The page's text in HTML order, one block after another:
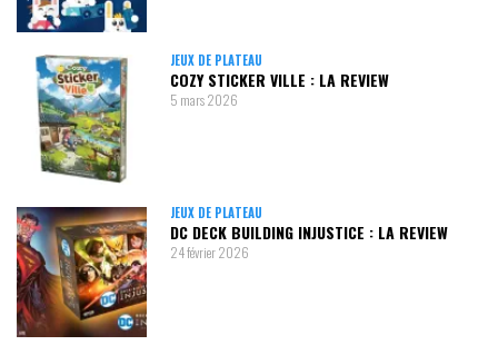
JEUX DE PLATEAU
COZY STICKER VILLE : LA REVIEW
5 mars 2026
JEUX DE PLATEAU
DC DECK BUILDING INJUSTICE : LA REVIEW
24 février 2026